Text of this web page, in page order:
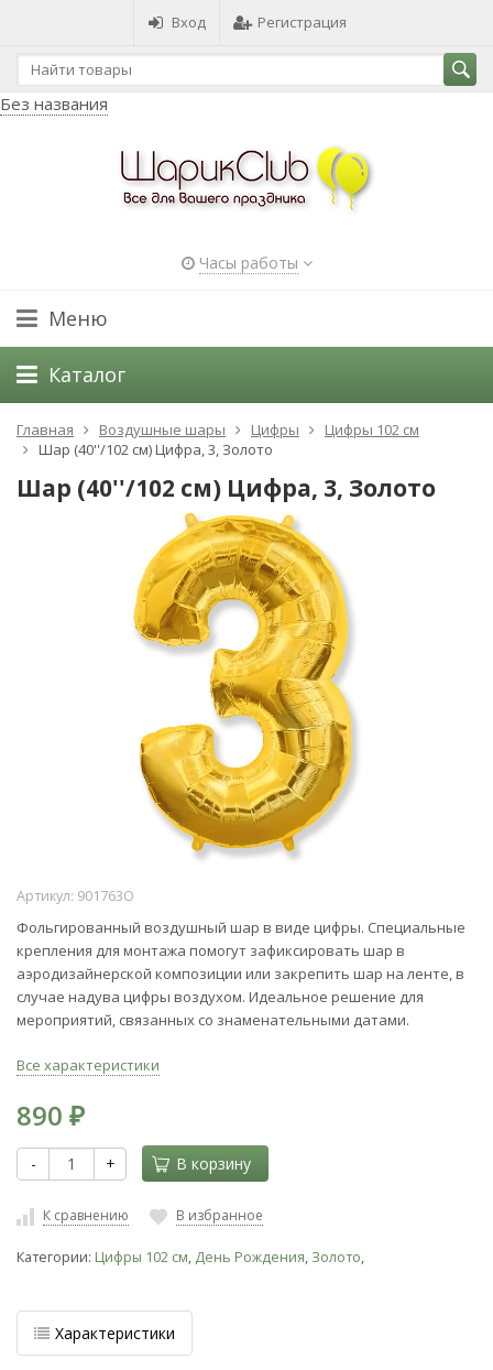
Вход Регистрация
Без названия
Часы работы
Меню
Каталог
Главная Воздушные шары Цифры
Цифры 102 см
Шар (40''/102 см) Цифра, 3, Золото
Шар (40''/102 см) Цифра, 3, Золото
Артикул: 901763O
Фольгированный воздушный шар в виде цифры. Специальные
крепления для монтажа помогут зафиксировать шар в
аэродизайнерской композиции или закрепить шар на ленте, в
случае надува цифры воздухом. Идеальное решение для
мероприятий, связанных со знаменательными датами.
Все характеристики
890 ₽
- + В корзину
К сравнению В избранное
Категории: Цифры 102 см, День Рождения, Золото,
Характеристики